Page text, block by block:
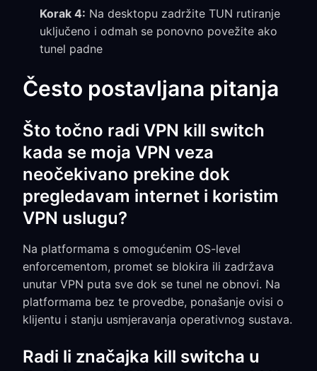
Korak 4: Na desktopu zadržite TUN rutiranje
uključeno i odmah se ponovno povežite ako
tunel padne
Često postavljana pitanja
Što točno radi VPN kill switch
kada se moja VPN veza
neočekivano prekine dok
pregledavam internet i koristim
VPN uslugu?
Na platformama s omogućenim OS-level
enforcementom, promet se blokira ili zadržava
unutar VPN puta sve dok se tunel ne obnovi. Na
platformama bez te provedbe, ponašanje ovisi o
klijentu i stanju usmjeravanja operativnog sustava.
Radi li značajka kill switcha u